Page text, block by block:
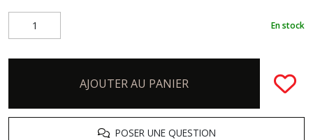
En stock
AJOUTER AU PANIER
POSER UNE QUESTION